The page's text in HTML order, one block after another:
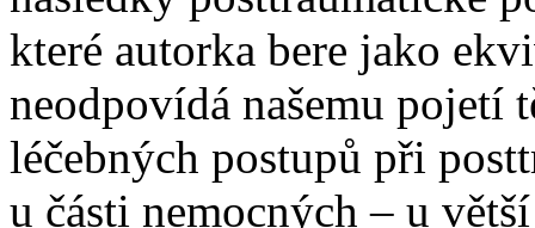
které autorka bere jako
neodpovídá našemu
léčebných postupů při
u části nemocných – u